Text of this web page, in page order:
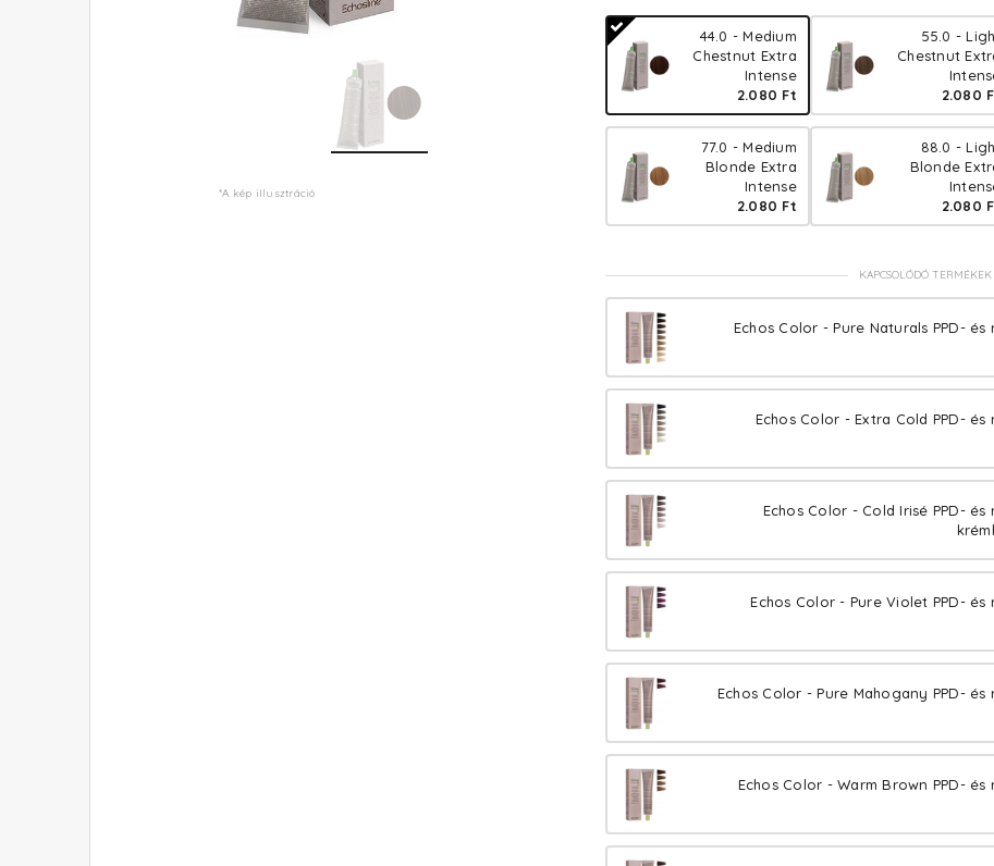
*A kép illusztráció
44.0 - Medium
Chestnut Extra
Intense
2.080 Ft
55.0 -
Chestnut
2.080
77.0 - Medium
Blonde Extra
Intense
2.080 Ft
88.0 -
Blonde
2.080
KAPCSOLÓDÓ TERMÉKEK
Echos Color - Pure Naturals PPD-
Echos Color - Extra Cold PPD-
Echos Color - Cold Irisé PPD-
Echos Color - Pure Violet PPD- és
Echos Color - Pure Mahogany PPD- és
Echos Color - Warm Brown PPD-